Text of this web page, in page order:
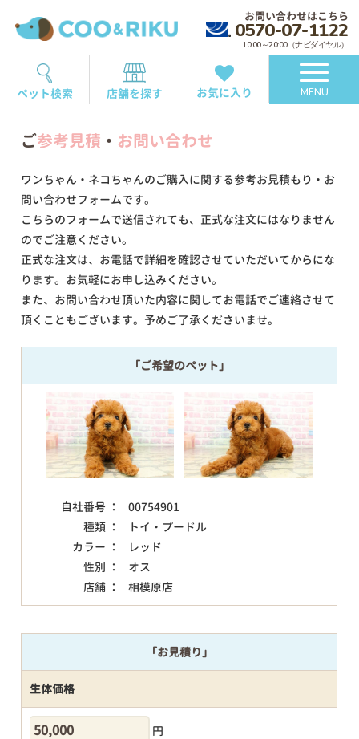
お問い合わせはこちら
0570-07-1122
10:00～20:00（ナビダイヤル）
ペット検索 店舗を探す お気に入り MENU
ご参考見積 ・ お問い合わせ
ワンちゃん・ネコちゃんのご購入に関する参考お見積もり・お
問い合わせフォームです。
こちらのフォームで送信されても、正式な注文にはなりません
のでご注意ください。
正式な注文は、お電話で詳細を確認させていただいてからにな
ります。お気軽にお申し込みください。
また、お問い合わせ頂いた内容に関してお電話でご連絡させて
頂くこともございます。予めご了承くださいませ。
「ご希望のペット」
自社番号 ：
00754901
種類 ：
トイ・プードル
カラー ：
レッド
性別 ：
オス
店舗 ：
相模原店
「お見積り」
生体価格
円